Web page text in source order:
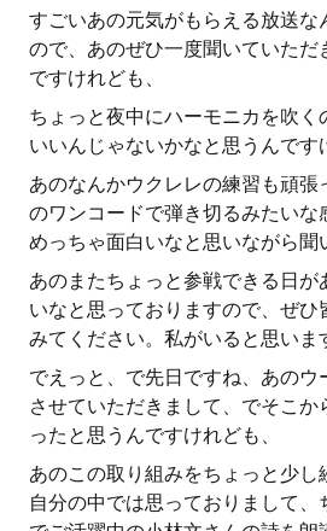
すごいあの元気がもらえる放送な
ので、あのぜひ一度聞いていただ
ですけれども、
ちょっと夜中にハーモニカを吹
いいんじゃないかなと思うんです
あのなんかウクレレの練習も頑張
のワンコードで弾き切るみたいな
めっちゃ面白いなと思いながら聞
あのまたちょっと参戦できる日が
いなと思っておりますので、ぜひ
みてください。私がいると思いま
でえっと、で先日ですね、あの
させていただきまして、でそこか
ったと思うんですけれども、
あのこの取り組みをちょっと少し
自分の中では思っておりまして、